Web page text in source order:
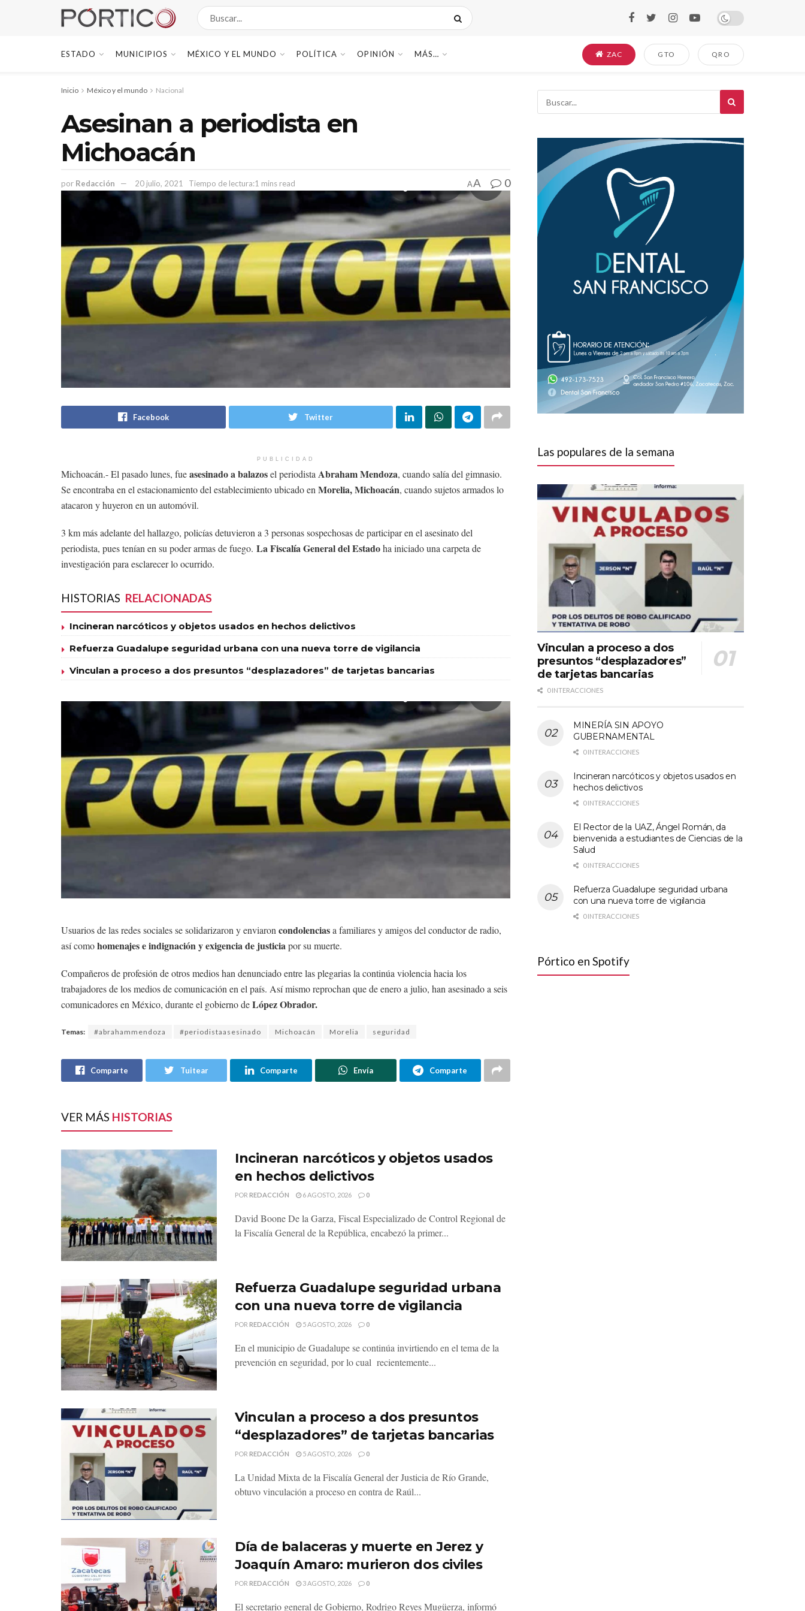
ESTADO MUNICIPIOS MÉXICO Y EL MUNDO POLÍTICA OPINIÓN MÁS… ZAC GTO QRO
Inicio México y el mundo Nacional
Asesinan a periodista en
Michoacán
por Redacción 20 julio, 2021 Tiempo de lectura:1 mins read AA 0
Facebook Twitter
PUBLICIDAD
Michoacán.- El pasado lunes, fueasesinado a balazosel periodista Abraham Mendoza, cuando salía del gimnasio.
Se encontraba en el estacionamiento del establecimiento ubicado en Morelia, Michoacán, cuando sujetos armados lo
atacaron y huyeron en un automóvil.
3 km más adelante del hallazgo, policías detuvieron a 3 personas sospechosas de participar en el asesinato del
periodista, pues tenían en su poder armas de fuego. La Fiscalía General del Estadoha iniciado una carpeta de
investigación para esclarecer lo ocurrido.
HISTORIAS RELACIONADAS
Incineran narcóticos y objetos usados en hechos delictivos
Refuerza Guadalupe seguridad urbana con una nueva torre de vigilancia
Vinculan a proceso a dos presuntos “desplazadores” de tarjetas bancarias
Usuarios de las redes sociales se solidarizaron y enviaron condolenciasa familiares y amigos del conductor de radio,
así comohomenajes e indignación y exigencia de justiciapor su muerte.
Compañeros de profesión de otros medios han denunciado entre las plegarias la continúa violencia hacia los
trabajadores de los medios de comunicación en el país. Así mismo reprochan que de enero a julio, han asesinado a seis
comunicadores en México, durante el gobierno deLópez Obrador.
Temas: #abrahammendoza #periodistaasesinado Michoacán Morelia seguridad
Comparte Tuitear Comparte Envía Comparte
VER MÁS HISTORIAS
Incineran narcóticos y objetos usados
en hechos delictivos
POR REDACCIÓN 6 AGOSTO, 2026 0
David Boone De la Garza, Fiscal Especializado de Control Regional de
la Fiscalía General de la República, encabezó la primer...
Refuerza Guadalupe seguridad urbana
con una nueva torre de vigilancia
POR REDACCIÓN 5 AGOSTO, 2026 0
En el municipio de Guadalupe se continúa invirtiendo en el tema de la
prevención en seguridad, por lo cual recientemente...
Vinculan a proceso a dos presuntos
“desplazadores” de tarjetas bancarias
POR REDACCIÓN 5 AGOSTO, 2026 0
La Unidad Mixta de la Fiscalía General der Justicia de Río Grande,
obtuvo vinculación a proceso en contra de Raúl...
Día de balaceras y muerte en Jerez y
Joaquín Amaro: murieron dos civiles
POR REDACCIÓN 3 AGOSTO, 2026 0
El secretario general de Gobierno, Rodrigo Reyes Mugüerza, informó
Las populares de la semana
Vinculan a proceso a dos
presuntos “desplazadores”
de tarjetas bancarias
0 INTERACCIONES
MINERÍA SIN APOYO
GUBERNAMENTAL
0 INTERACCIONES
Incineran narcóticos y objetos usados en
hechos delictivos
0 INTERACCIONES
El Rector de la UAZ, Ángel Román, da
bienvenida a estudiantes de Ciencias de la
Salud
0 INTERACCIONES
Refuerza Guadalupe seguridad urbana
con una nueva torre de vigilancia
0 INTERACCIONES
Pórtico en Spotify